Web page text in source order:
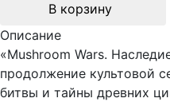
В корзину
Описание
«Mushroom Wars.
продолжение культовой
битвы и тайны древних